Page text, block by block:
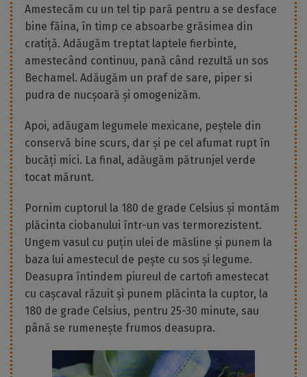
Amestecăm cu un tel tip pară pentru a se desface
bine făina, în timp ce absoarbe grăsimea din
cratiță. Adăugăm treptat laptele fierbinte,
amestecând continuu, pană când rezultă un sos
Bechamel. Adăugăm un praf de sare, piper si
pudra de nucșoară și omogenizăm.
Apoi, adăugam legumele mexicane, peștele din
conservă bine scurs, dar și pe cel afumat rupt în
bucăți mici. La final, adăugăm pătrunjel verde
tocat mărunt.
Pornim cuptorul la 180 de grade Celsius și montăm
plăcinta ciobanului într-un vas termorezistent.
Ungem vasul cu puțin ulei de măsline și punem la
baza lui amestecul de pește cu sos și legume.
Deasupra întindem piureul de cartofi amestecat
cu cașcaval răzuit și punem plăcinta la cuptor, la
180 de grade Celsius, pentru 25-30 minute, sau
până se rumenește frumos deasupra.